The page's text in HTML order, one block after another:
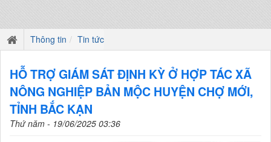
Thông tin Tin tức
HỖ TRỢ GIÁM SÁT ĐỊNH KỲ Ở HỢP TÁC XÃ
NÔNG NGHIỆP BẢN MỘC HUYỆN CHỢ MỚI,
TỈNH BẮC KẠN
Thứ năm - 19/06/2025 03:36